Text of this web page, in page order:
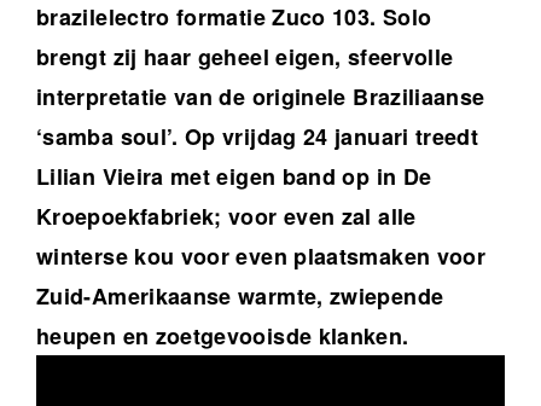
brazilelectro formatie Zuco 103. Solo
brengt zij haar geheel eigen, sfeervolle
interpretatie van de originele Braziliaanse
‘samba soul’. Op vrijdag 24 januari treedt
Lilian Vieira met eigen band op in De
Kroepoekfabriek; voor even zal alle
winterse kou voor even plaatsmaken voor
Zuid-Amerikaanse warmte, zwiepende
heupen en zoetgevooisde klanken.